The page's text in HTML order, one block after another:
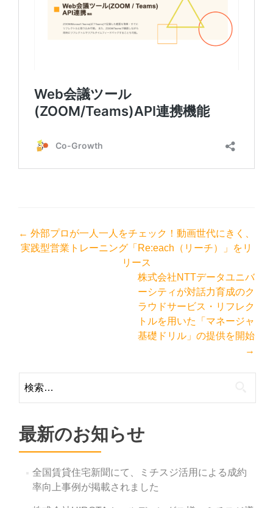
投
稿
ン
← 外部プロが一人一人をチェック！動画世代にきく、
実践型営業トレーニング「Re:each（リーチ）」をリ
リース
株式会社NTTデータユニバ
ーシティが対話力育成のク
ラウドサービス・リフレク
トルを用いた「マネージャ
基礎ドリル」の提供を開始
→
索:
最新のお知らせ
全国賃貸住宅新聞にて、ミチスジ活用による成約
率向上事例が掲載されました